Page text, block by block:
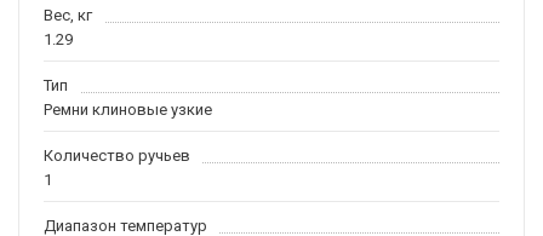
Вес, кг
1.29
Тип
Ремни клиновые узкие
Количество ручьев
1
Диапазон температур